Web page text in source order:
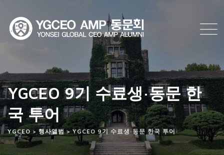
YGCEO 9기 수료생·동문 한
국 투어
YGCEO> 행사앨범>YGCEO 9기 수료생·동문 한국 투어